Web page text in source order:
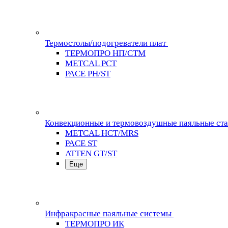
Термостолы/подогреватели плат
ТЕРМОПРО НП/СТМ
METCAL PCT
PACE PH/ST
Конвекционные и термовоздушные паяльные
METCAL HCT/MRS
PACE ST
ATTEN GT/ST
Еще
Инфракрасные паяльные системы
ТЕРМОПРО ИК